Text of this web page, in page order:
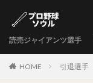
読売ジャイアンツ選手
HOME 引退選手